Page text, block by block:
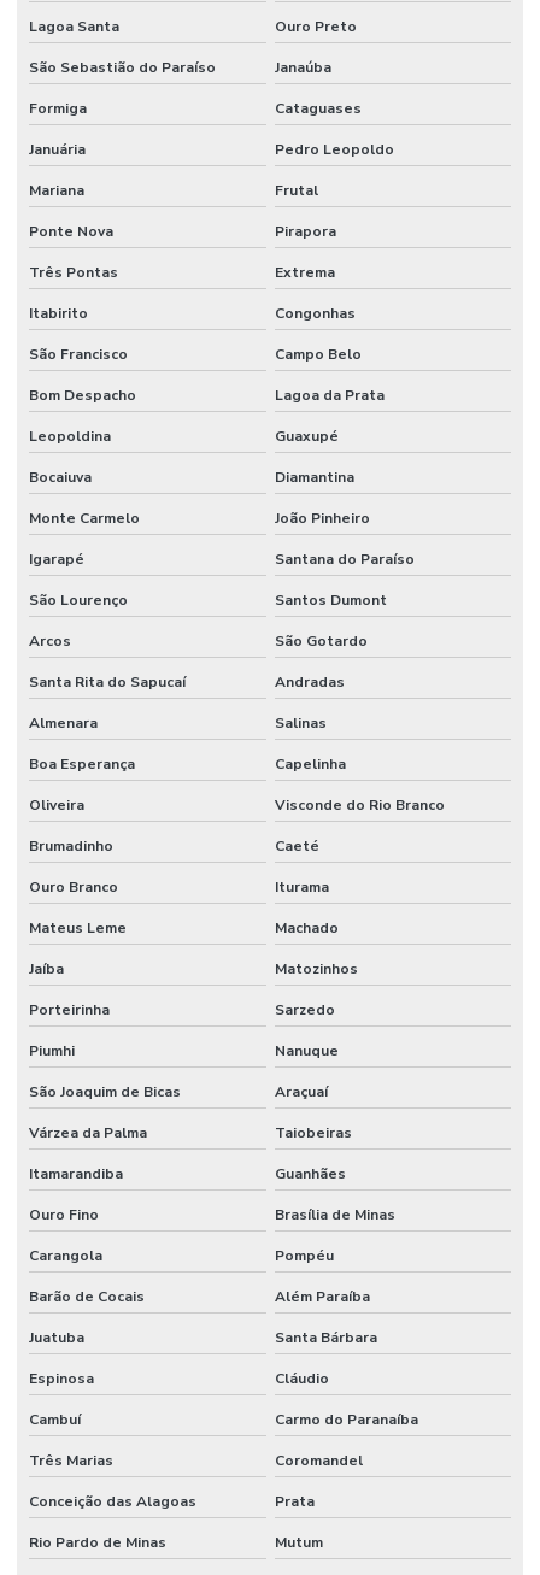
Lagoa Santa Ouro Preto
São Sebastião do Paraíso Janaúba
Formiga Cataguases
Januária Pedro Leopoldo
Mariana Frutal
Ponte Nova Pirapora
Três Pontas Extrema
Itabirito Congonhas
São Francisco Campo Belo
Bom Despacho Lagoa da Prata
Leopoldina Guaxupé
Bocaiuva Diamantina
Monte Carmelo João Pinheiro
Igarapé Santana do Paraíso
São Lourenço Santos Dumont
Arcos São Gotardo
Santa Rita do Sapucaí Andradas
Almenara Salinas
Boa Esperança Capelinha
Oliveira Visconde do Rio Branco
Brumadinho Caeté
Ouro Branco Iturama
Mateus Leme Machado
Jaíba Matozinhos
Porteirinha Sarzedo
Piumhi Nanuque
São Joaquim de Bicas Araçuaí
Várzea da Palma Taiobeiras
Itamarandiba Guanhães
Ouro Fino Brasília de Minas
Carangola Pompéu
Barão de Cocais Além Paraíba
Juatuba Santa Bárbara
Espinosa Cláudio
Cambuí Carmo do Paranaíba
Três Marias Coromandel
Conceição das Alagoas Prata
Rio Pardo de Minas Mutum